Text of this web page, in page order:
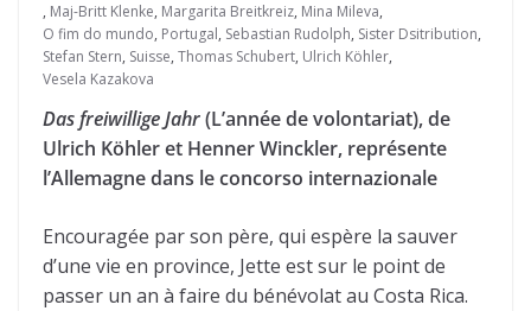
, Maj-Britt Klenke, Margarita Breitkreiz, Mina Mileva,
O fim do mundo, Portugal, Sebastian Rudolph, Sister Dsitribution,
Stefan Stern, Suisse, Thomas Schubert, Ulrich Köhler,
Vesela Kazakova
Das freiwillige Jahr(L’année de volontariat), de
Ulrich Köhler et Henner Winckler, représente
l’Allemagne dans le concorso internazionale
Encouragée par son père, qui espère la sauver
d’une vie en province, Jette est sur le point de
passer un an à faire du bénévolat au Costa Rica.